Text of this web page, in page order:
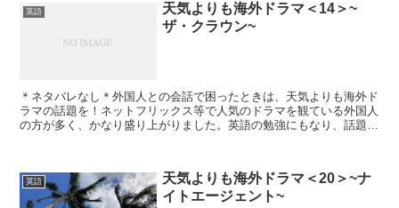
英語
天気よりも海外ドラマ＜14＞~
ザ・クラウン~
＊ネタバレなし＊外国人との会話で困ったときは、天気よりも海外ド
ラマの話題を！ネットフリックス等で人気のドラマを観ている外国人
の方が多く、かなり盛り上がりました。英語の勉強にもなり、話題の
英語
天気よりも海外ドラマ＜20＞~ナ
イトエージェント~